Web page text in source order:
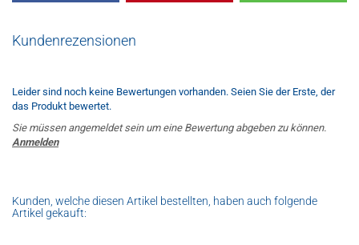
Kundenrezensionen
Leider sind noch keine Bewertungen vorhanden. Seien Sie der Erste, der
das Produkt bewertet.
Sie müssen angemeldet sein um eine Bewertung abgeben zu können.
Anmelden
Kunden, welche diesen Artikel bestellten, haben auch folgende
Artikel gekauft: